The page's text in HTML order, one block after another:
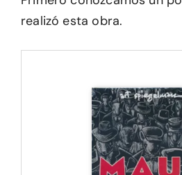
realizó esta obra.